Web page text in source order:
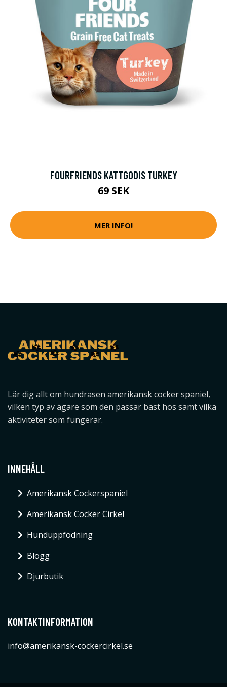
FOURFRIENDS KATTGODIS TURKEY
69 SEK
MER INFO!
Lär dig allt om hundrasen amerikansk cocker spaniel,
vilken typ av ägare som den passar bäst hos samt vilka
aktiviteter som fungerar.
INNEHÅLL
Amerikansk Cockerspaniel
Amerikansk Cocker Cirkel
Hunduppfödning
Blogg
Djurbutik
KONTAKTINFORMATION
info@amerikansk-cockercirkel.se